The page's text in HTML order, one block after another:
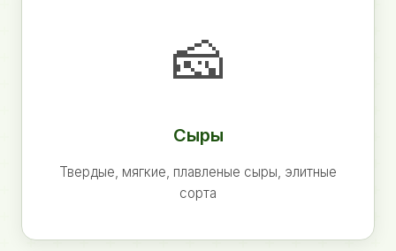
🧀
Сыры
Твердые, мягкие, плавленые сыры, элитные
сорта